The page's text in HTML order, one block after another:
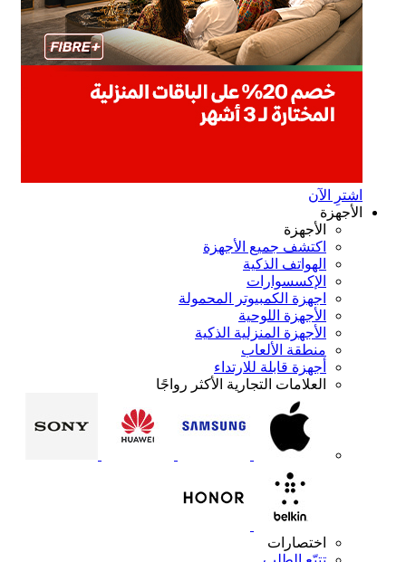
الأجهزة
اكتشف جميع الأجهزة
الهواتف الذكية
الإكسسوارات
اجهزة الكمبيوتر المحمولة
الأجهزة اللوحية
الأجهزة المنزلية الذكية
منطقة الألعاب
أجهزة قابلة للارتداء
العلامات التجارية الأكثر رواجًا
اختصارات